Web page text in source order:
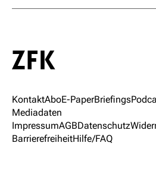
KontaktAboE-PaperBriefings
Mediadaten
ImpressumAGBDatenschutz
BarrierefreiheitHilfe/FAQ